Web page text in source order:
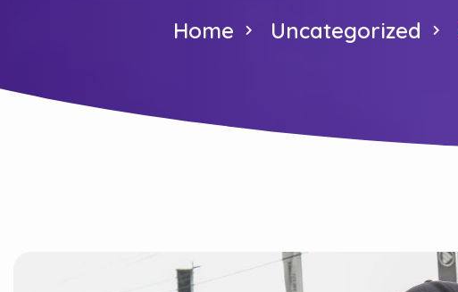
Home Uncategorized